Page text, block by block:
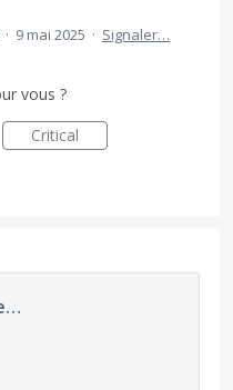
· 9 mai 2025 · Signaler…
vous ?
Critical